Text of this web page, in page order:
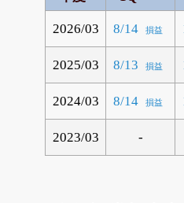
2026/03 8/14 損益
2025/03 8/13 損益
2024/03 8/14 損益
2023/03 -